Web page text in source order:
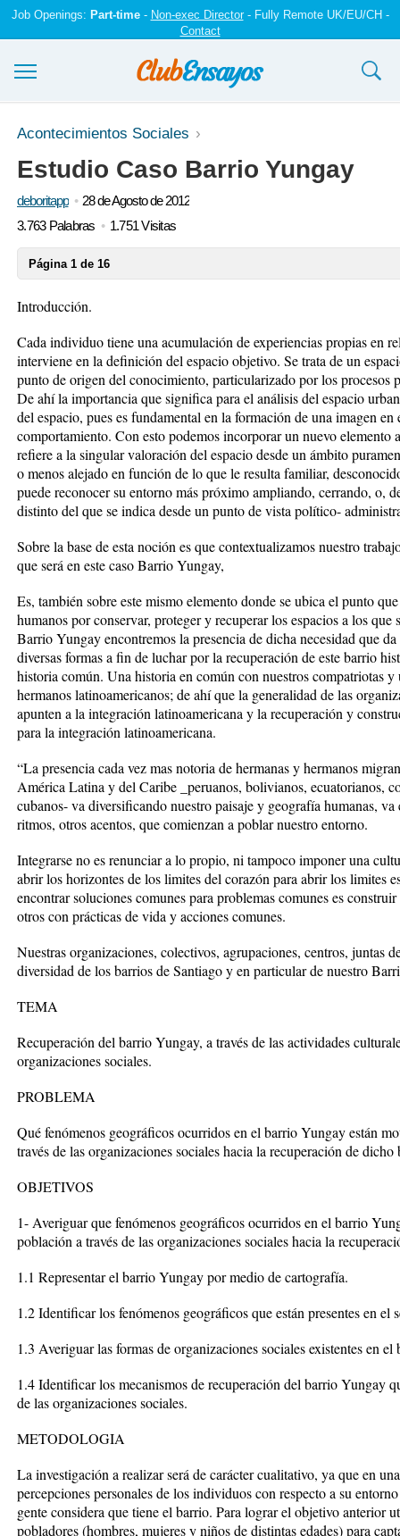
Job Openings: Part-time- Non-exec Director- Fully Remote UK/EU/CH -
Contact
Ensayos y trabajos
Registrarse
Iniciar sesión
Acontecimientos Sociales
Estudio Caso Barrio Yungay
deboritapp
28 de Agosto de 2012
3.763 Palabras
1.751 Visitas
Página 1 de 16
Introducción.
Cada individuo tiene una acumulación de experiencias propias en
interviene en la definición del espacio objetivo. Se trata de un
punto de origen del conocimiento, particularizado por los procesos
De ahí la importancia que significa para el análisis del espacio
del espacio, pues es fundamental en la formación de una imagen
comportamiento. Con esto podemos incorporar un nuevo elemento
refiere a la singular valoración del espacio desde un ámbito
o menos alejado en función de lo que le resulta familiar,
puede reconocer su entorno más próximo ampliando, cerrando, o,
distinto del que se indica desde un punto de vista político-
Sobre la base de esta noción es que contextualizamos nuestro
que será en este caso Barrio Yungay,
Es, también sobre este mismo elemento donde se ubica el punto
humanos por conservar, proteger y recuperar los espacios a los
Barrio Yungay encontremos la presencia de dicha necesidad que
diversas formas a fin de luchar por la recuperación de este barrio
historia común. Una historia en común con nuestros compatriotas
hermanos latinoamericanos; de ahí que la generalidad de las
apunten a la integración latinoamericana y la recuperación y
para la integración latinoamericana.
“La presencia cada vez mas notoria de hermanas y hermanos
América Latina y del Caribe _peruanos, bolivianos, ecuatorianos,
cubanos- va diversificando nuestro paisaje y geografía humanas,
ritmos, otros acentos, que comienzan a poblar nuestro entorno.
Integrarse no es renunciar a lo propio, ni tampoco imponer una
abrir los horizontes de los limites del corazón para abrir los limites
encontrar soluciones comunes para problemas comunes es
otros con prácticas de vida y acciones comunes.
Nuestras organizaciones, colectivos, agrupaciones, centros, juntas
diversidad de los barrios de Santiago y en particular de nuestro
TEMA
Recuperación del barrio Yungay, a través de las actividades
organizaciones sociales.
PROBLEMA
Qué fenómenos geográficos ocurridos en el barrio Yungay están
través de las organizaciones sociales hacia la recuperación de dicho
OBJETIVOS
1- Averiguar que fenómenos geográficos ocurridos en el barrio
población a través de las organizaciones sociales hacia la
1.1 Representar el barrio Yungay por medio de cartografía.
1.2 Identificar los fenómenos geográficos que están presentes en el
1.3 Averiguar las formas de organizaciones sociales existentes en el
1.4 Identificar los mecanismos de recuperación del barrio Yungay
de las organizaciones sociales.
METODOLOGIA
La investigación a realizar será de carácter cualitativo, ya que en
percepciones personales de los individuos con respecto a su
gente considera que tiene el barrio. Para lograr el objetivo anterior
pobladores (hombres, mujeres y niños de distintas edades) para